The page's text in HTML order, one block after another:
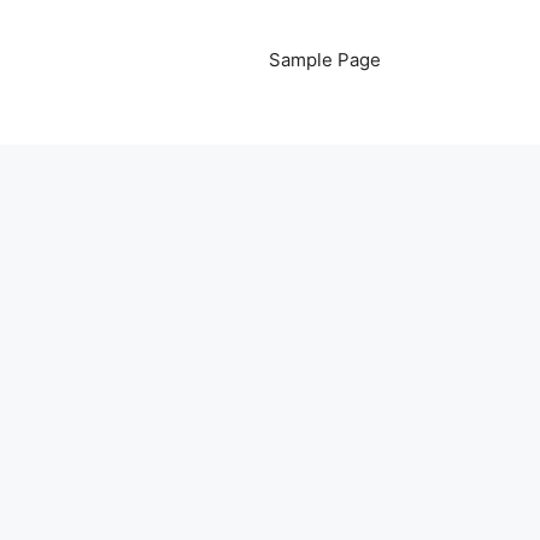
Sample Page